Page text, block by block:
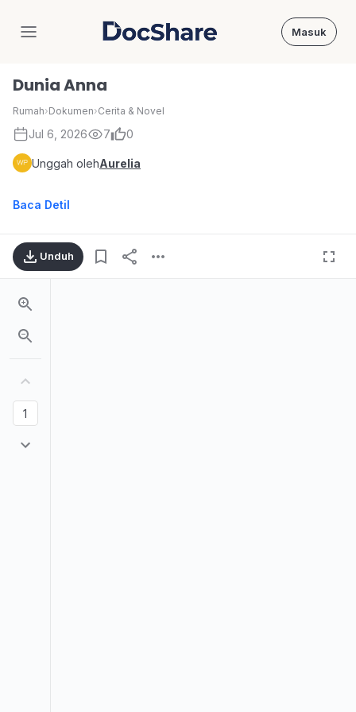
DocShare Masuk
Dunia Anna
Rumah›Dokumen›Cerita & Novel
Jul 6, 2026 7 0
Unggah olehAurelia
Baca Detil
Unduh